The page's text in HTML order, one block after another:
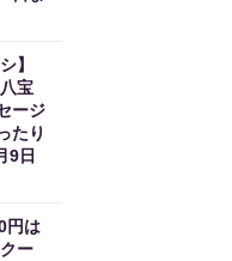
】
宝
ージ
たり
9日
円は
ー